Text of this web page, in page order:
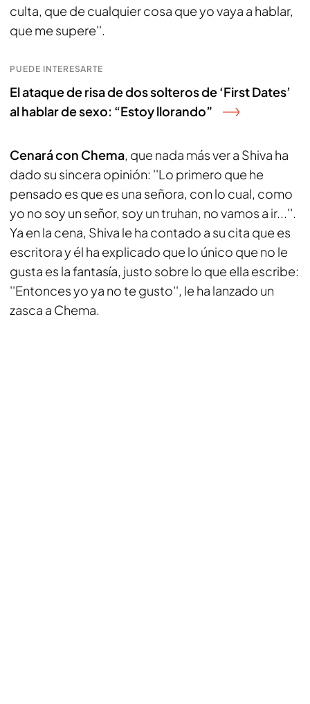
culta, que de cualquier cosa que yo vaya a hablar,
que me supere''.
PUEDE INTERESARTE
El ataque de risa de dos solteros de ‘First Dates’
al hablar de sexo: “Estoy llorando”
Cenará con Chema, que nada más ver a Shiva ha
dado su sincera opinión: ''Lo primero que he
pensado es que es una señora, con lo cual, como
yo no soy un señor, soy un truhan, no vamos a ir...''.
Ya en la cena, Shiva le ha contado a su cita que es
escritora y él ha explicado que lo único que no le
gusta es la fantasía, justo sobre lo que ella escribe:
''Entonces yo ya no te gusto'', le ha lanzado un
zasca a Chema.